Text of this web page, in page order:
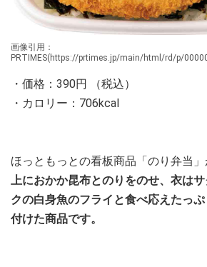
画像引用：
PRTIMES(https://prtimes.jp/main/html/rd/p/
・価格：390円 （税込）
・カロリー：706kcal
ほっともっとの看板商品「のり弁当」
上におかか昆布とのりをのせ、衣は
クの白身魚のフライと食べ応えたっ
付けた商品です。